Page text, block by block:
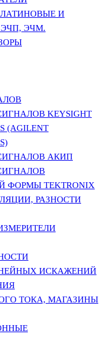
И
ЭЧМ.
KEYSIGHT
(AGILENT
АКИП
ФОРМЫ TEKTRONIX
РАЗНОСТИ
ИСКАЖЕНИЙ
ТОКА, МАГАЗИНЫ